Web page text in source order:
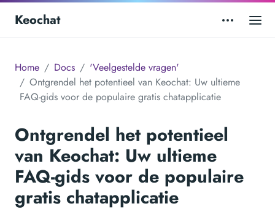
Keochat
Home Docs
'Veelgestelde vragen'
Ontgrendel het potentieel van Keochat: Uw ultieme
FAQ-gids voor de populaire gratis chatapplicatie
Ontgrendel het potentieel
van Keochat: Uw ultieme
FAQ-gids voor de populaire
gratis chatapplicatie